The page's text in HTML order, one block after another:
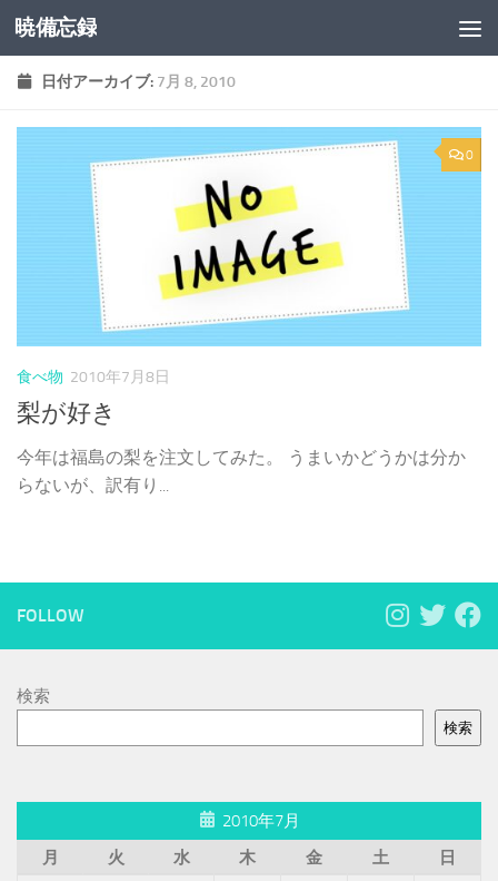
コンテンツへスキップ
暁備忘録
日付アーカイブ: 7月 8, 2010
0
食べ物 2010年7月8日
梨が好き
今年は福島の梨を注文してみた。 うまいかどうかは分か
らないが、訳有り...
FOLLOW
検索
検索
2010年7月
月
火 水 木 金 土
日